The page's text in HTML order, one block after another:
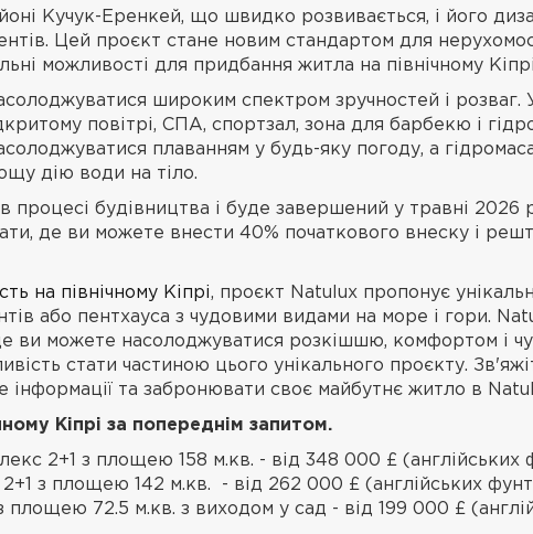
Кучук-Еренкей, що швидко розвивається, і його
Цей проєкт стане новим стандартом для
можливості для придбання житла на північному
широким спектром зручностей і розваг.
повітрі, СПА, спортзал, зона для барбекю і
плаванням у будь-яку погоду, а
дію води на тіло.
процесі будівництва і буде завершений у травні 2026
де ви можете внести 40% початкового внеску і
на північному Кіпрі, проєкт Natulux пропонує
або пентхауса з чудовими видами на море і гори.
ви можете насолоджуватися розкішшю, комфортом і
стати частиною цього унікального проєкту.
інформації та забронювати своє майбутнє житло в
Кіпрі за попереднім запитом.
2+1 з площею 158 м.кв. - від 348 000 £ (англійських
з площею 142 м.кв. - від 262 000 £ (англійських
площею 72.5 м.кв. з виходом у сад - від 199 000 £